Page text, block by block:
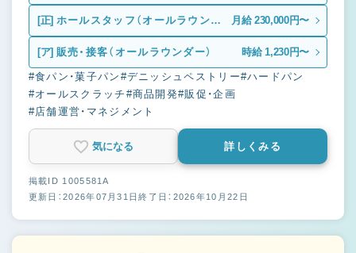
[正] ホールスタッフ（オールラウンダ
ー）
月給 230,000円〜
[ア] 販売・接客（オールラウンダー） 時給 1,230円〜
#食パン・菓子パン #デニッシュペストリー#ハードパン
#オールスクラッチ #商品開発#販促・企画
#店舗運営・マネジメント
気になる 詳しくみる
掲載ID 1005581A
更新日：2026年07月31日終了日：2026年10月22日